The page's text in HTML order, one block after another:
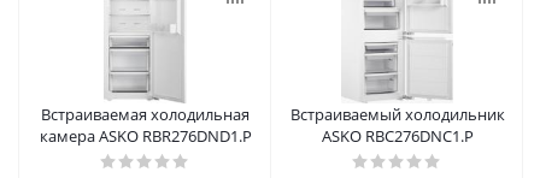
Встраиваемая холодильная
камера ASKO RBR276DND1.P
Встраиваемый холодильник
ASKO RBC276DNC1.P